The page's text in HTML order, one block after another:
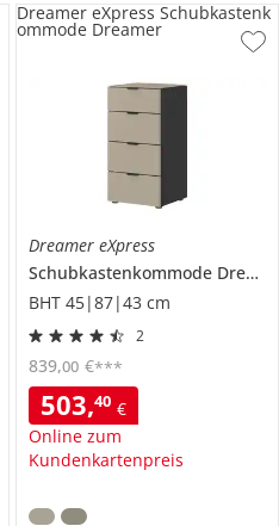
Dreamer eXpress
Schubkastenkommode Dreamer
BHT 45|87|43 cm
2
503,40 €
Online zum
Kundenkartenpreis
839,00 €***
Dreamer eXpress Schubkastenk
ommode Dreamer